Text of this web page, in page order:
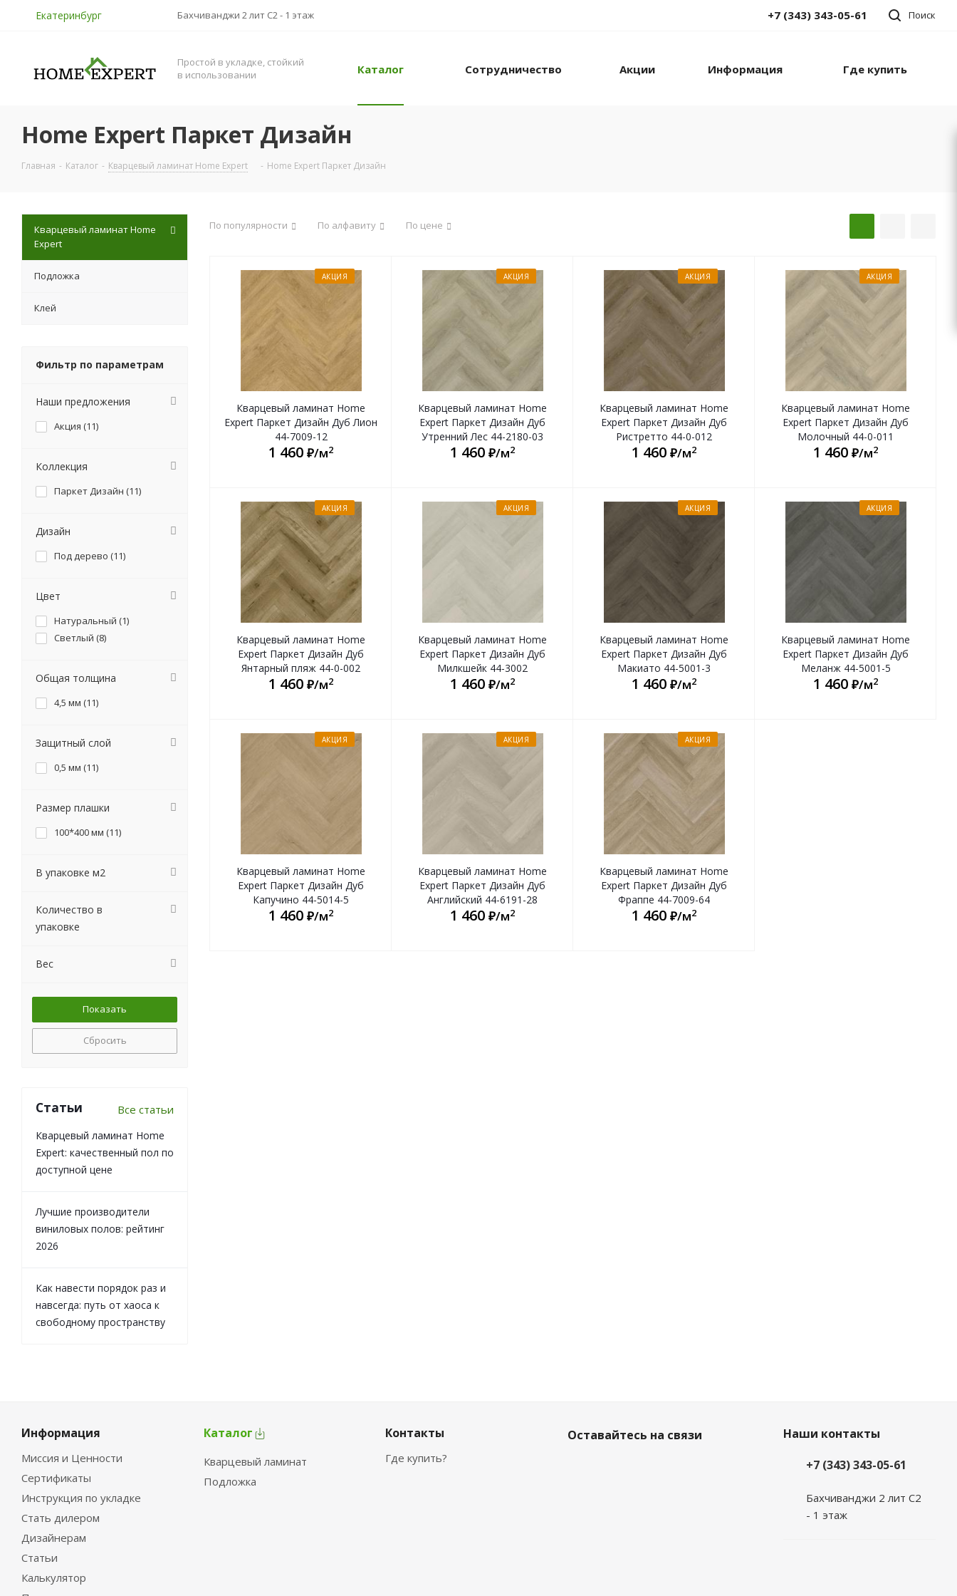
Екатеринбург Бахчиванджи 2 лит С2 - 1 этаж Поиск
+7 (343) 343-05-61
Простой в укладке, стойкий
в использовании
Каталог Сотрудничество Акции Информация Где купить
Home Expert Паркет Дизайн
Главная - Каталог - Кварцевый ламинат Home Expert - Home Expert Паркет Дизайн
По популярности По алфавиту По цене
АКЦИЯ
Кварцевый ламинат Home
Expert Паркет Дизайн Дуб Лион
44-7009-12
1 460 ₽/м2
АКЦИЯ
Кварцевый ламинат Home
Expert Паркет Дизайн Дуб
Утренний Лес 44-2180-03
1 460 ₽/м2
АКЦИЯ
Кварцевый ламинат Home
Expert Паркет Дизайн Дуб
Ристретто 44-0-012
1 460 ₽/м2
АКЦИЯ
Кварцевый ламинат Home
Expert Паркет Дизайн Дуб
Молочный 44-0-011
1 460 ₽/м2
АКЦИЯ
Кварцевый ламинат Home
Expert Паркет Дизайн Дуб
Янтарный пляж 44-0-002
1 460 ₽/м2
АКЦИЯ
Кварцевый ламинат Home
Expert Паркет Дизайн Дуб
Милкшейк 44-3002
1 460 ₽/м2
АКЦИЯ
Кварцевый ламинат Home
Expert Паркет Дизайн Дуб
Макиато 44-5001-3
1 460 ₽/м2
АКЦИЯ
Кварцевый ламинат Home
Expert Паркет Дизайн Дуб
Меланж 44-5001-5
1 460 ₽/м2
АКЦИЯ
Кварцевый ламинат Home
Expert Паркет Дизайн Дуб
Капучино 44-5014-5
1 460 ₽/м2
АКЦИЯ
Кварцевый ламинат Home
Expert Паркет Дизайн Дуб
Английский 44-6191-28
1 460 ₽/м2
АКЦИЯ
Кварцевый ламинат Home
Expert Паркет Дизайн Дуб
Фраппе 44-7009-64
1 460 ₽/м2
Кварцевый ламинат Home
Expert
Подложка
Клей
Фильтр по параметрам
Наши предложения
Акция (11)
Коллекция
Паркет Дизайн (11)
Дизайн
Под дерево (11)
Цвет
Натуральный (1)
Светлый (8)
Общая толщина
4,5 мм (11)
Защитный слой
0,5 мм (11)
Размер плашки
100*400 мм (11)
В упаковке м2
Количество в
упаковке
Вес
Сбросить
Статьи Все статьи
Кварцевый ламинат Home
Expert: качественный пол по
доступной цене
Лучшие производители
виниловых полов: рейтинг
2026
Как навести порядок раз и
навсегда: путь от хаоса к
свободному пространству
Информация
Миссия и Ценности
Сертификаты
Инструкция по укладке
Стать дилером
Дизайнерам
Статьи
Калькулятор
Каталог
Кварцевый ламинат
Подложка
Контакты
Где купить?
Оставайтесь на связи
Наши контакты
+7 (343) 343-05-61
Бахчиванджи 2 лит С2
- 1 этаж